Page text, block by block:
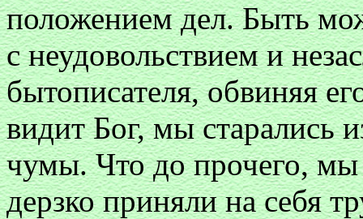
положением дел. Быть
с неудовольствием и
бытописателя, обвиняя
видит Бог, мы старались
чумы. Что до прочего,
дерзко приняли на себя